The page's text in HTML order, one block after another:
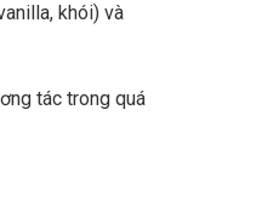
khói) và
tác trong quá